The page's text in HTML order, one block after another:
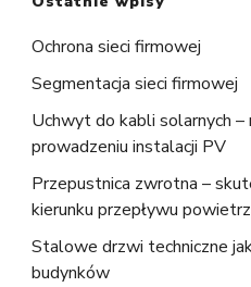
Ochrona sieci firmowej
Segmentacja sieci firmowej
Uchwyt do kabli solarnych
prowadzeniu instalacji PV
Przepustnica zwrotna –
kierunku przepływu
Stalowe drzwi techniczne
budynków